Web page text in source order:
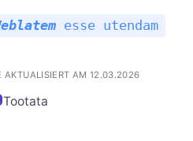
esse utendam
AKTUALISIERT AM 12.03.2026
Tootata